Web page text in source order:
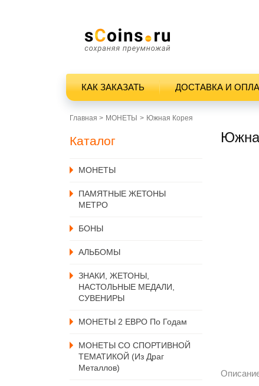
КАК ЗАКАЗАТЬ ДОСТАВКА И
Главная > MОНЕТЫ Южная Корея
Каталог
MОНЕТЫ
ПАМЯТНЫЕ ЖЕТОНЫ
МЕТРО
БОНЫ
АЛЬБОМЫ
ЗНАКИ, ЖЕТОНЫ,
НАСТОЛЬНЫЕ МЕДАЛИ,
СУВЕНИРЫ
МОНЕТЫ 2 ЕВРО По Годам
МОНЕТЫ СО СПОРТИВНОЙ
ТЕМАТИКОЙ (из Драг
Металлов)